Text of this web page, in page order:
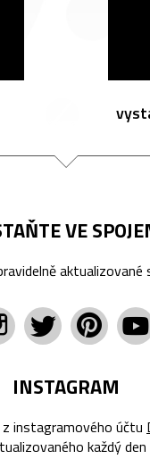
VE
aktualizované
INSTAGRAM
instagramového účtu
každý den